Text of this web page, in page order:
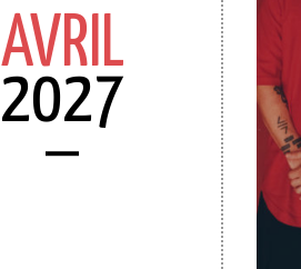
AVRIL
2027